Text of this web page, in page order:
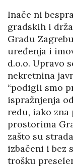
Inače ni
gradskih i
Gradu
uređenja i
d.o.o. Upravo
nekretnina
“podigli smo
ispražnjenja
redu, iako zna
prostorima
zašto su
izbačeni i bez
trošku